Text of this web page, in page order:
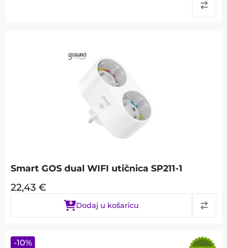
Smart GOS dual WIFI utičnica SP211-1
22,43 €
Dodaj u košaricu
-10%